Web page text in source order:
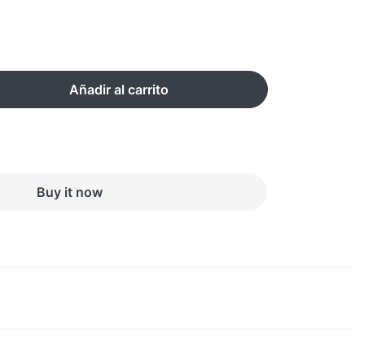
Añadir al carrito
Buy it now